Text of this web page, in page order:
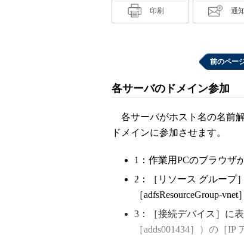
印刷 通知
前のペー
各サーバのドメイン参加
各サーバがホスト名の名前
ドメインに参加させます。
1：作業用PCのブラウザ
2：［リソース グループ
［adfsResourceGroup-
3：［接続デバイス］に
［adds001434］）の［